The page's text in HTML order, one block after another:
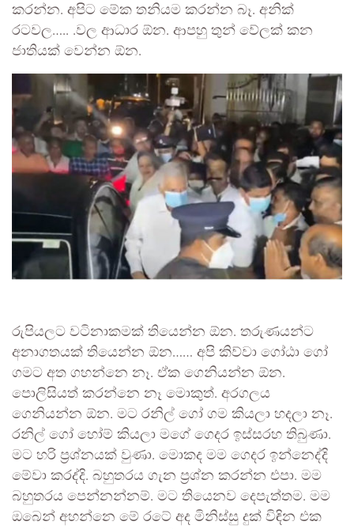
කරන්න. අපිට මේක තනියම කරන්න බෑ. අනික්
රටවල….. .වල ආධාර ඕන. ආපහු තුන් වේලක් කන
ජාතියක් වෙන්න ඕන.
රුපියලට වටිනාකමක් තියෙන්න ඕන. තරුණයන්ට
අනාගතයක් තියෙන්න ඕන…… අපි කිව්වා ගෝඨා ගෝ
ගමට අත ගහන්නෙ නෑ. ඒක ගෙනියන්න ඕන.
පොලිසියත් කරන්නෙ නෑ මොකුත්. අරගලය
ගෙනියන්න ඕන. මට රනිල් ගෝ ගම කියලා හදලා නෑ.
රනිල් ගෝ හෝම් කියලා මගේ ගෙදර ඉස්සරහ තිබුණා.
මට හරි ප්‍රශ්නයක් වුණා. මොකද මම ගෙදර ඉන්නෙද්දි
මේවා කරද්දි. බහුතරය ගැන ප්‍රශ්න කරන්න එපා. මම
බහුතරය පෙන්නන්නම්. මට තියෙනව දෙපැත්තම. මම
ඔබෙන් අහන්නෙ මේ රටේ අද මිනිස්සු දුක් විඳින එක